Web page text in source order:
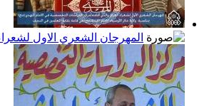
المهرجان الشعري الاول